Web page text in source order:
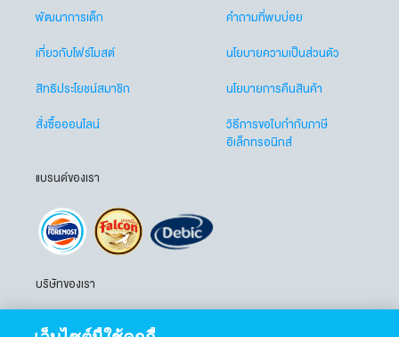
พัฒนาการเด็ก
เกี่ยวกับโฟร์โมสต์
สิทธิประโยชน์สมาชิก
สั่งซื้อออนไลน์
คำถามที่พบบ่อย
นโยบายความเป็นส่วนตัว
นโยบายการคืนสินค้า
วิธีการขอใบกำกับภาษี
อิเล็กทรอนิกส์
แบรนด์ของเรา
บริษัทของเรา